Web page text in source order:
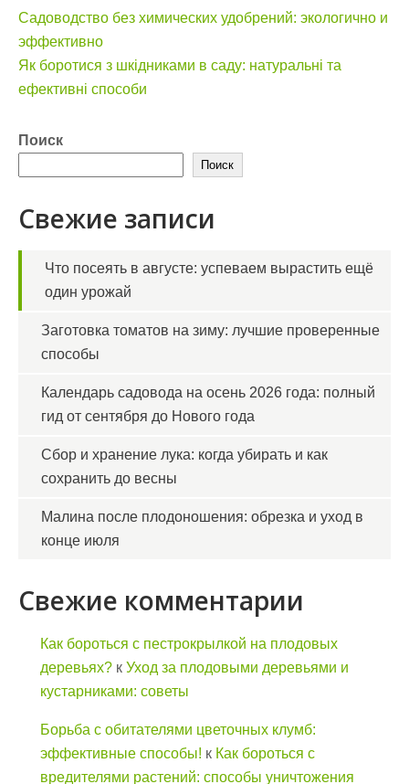
Навигация
по
записям
Садоводство без химических удобрений: экологично и
эффективно
Як боротися з шкідниками в саду: натуральні та
ефективні способи
Поиск
Поиск
Свежие записи
Что посеять в августе: успеваем вырастить ещё
один урожай
Заготовка томатов на зиму: лучшие проверенные
способы
Календарь садовода на осень 2026 года: полный
гид от сентября до Нового года
Сбор и хранение лука: когда убирать и как
сохранить до весны
Малина после плодоношения: обрезка и уход в
конце июля
Свежие комментарии
Как бороться с пестрокрылкой на плодовых
деревьях? к Уход за плодовыми деревьями и
кустарниками: советы
Борьба с обитателями цветочных клумб:
эффективные способы! к Как бороться с
вредителями растений: способы уничтожения